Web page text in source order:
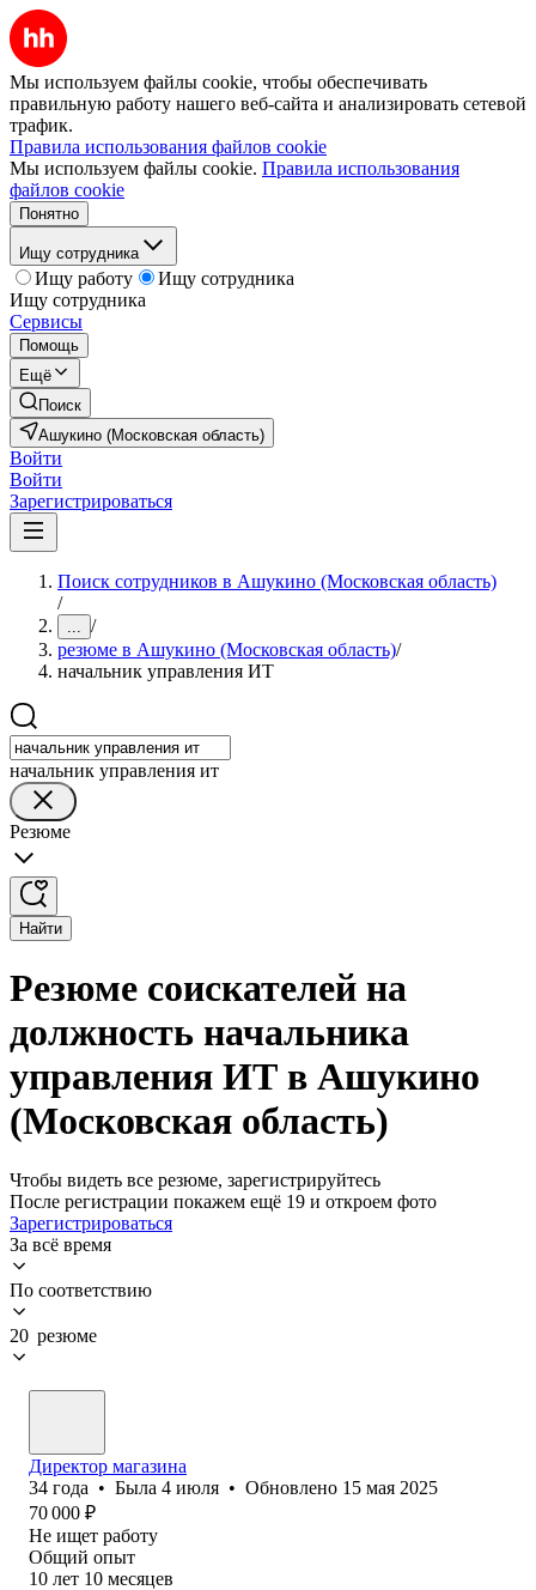
Мы используем файлы cookie, чтобы обеспечивать
правильную работу нашего веб-сайта и анализировать сетевой
трафик.
Правила использования файлов cookie
Мы используем файлы cookie. Правила использования
файлов cookie
Понятно
Ищу сотрудника
Ищу работу
Ищу сотрудника
Ищу сотрудника
Сервисы
Помощь
Ещё
Поиск
Ашукино (Московская область)
Войти
Войти
Зарегистрироваться
Поиск сотрудников в Ашукино (Московская область)
/
... /
резюме в Ашукино (Московская область)/
начальник управления ИТ
начальник управления ит
Резюме
Найти
Резюме соискателей на
должность начальника
управления ИТ в Ашукино
(Московская область)
Чтобы видеть все резюме, зарегистрируйтесь
После регистрации покажем ещё 19 и откроем фото
Зарегистрироваться
За всё время
По соответствию
20 резюме
Директор магазина
34 года • Была 4 июля • Обновлено 15 мая 2025
70 000 ₽
Не ищет работу
Общий опыт
10 лет 10 месяцев